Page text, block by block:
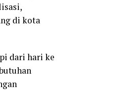
di kota
dari hari ke